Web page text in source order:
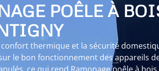
POÊLE À
confort thermique et la sécurité
le bon fonctionnement des appareils